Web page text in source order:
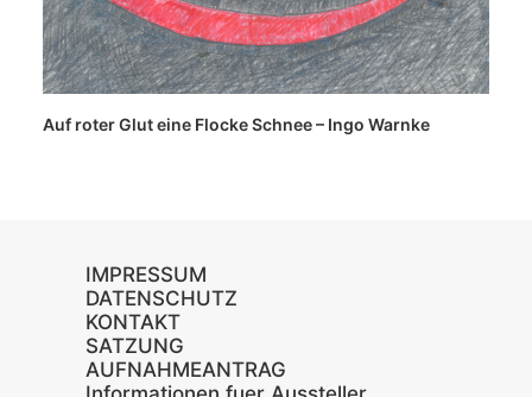
Auf roter Glut eine Flocke Schnee – Ingo Warnke
IMPRESSUM
DATENSCHUTZ
KONTAKT
SATZUNG
AUFNAHMEANTRAG